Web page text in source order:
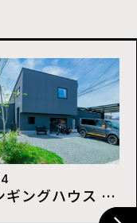
ロンギングハウス ～憧れと熱望が詰まった家～